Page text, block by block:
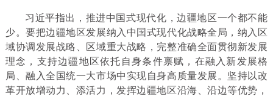
习近平指出，推进中国式现代化，边疆地区一个都不能
少。要把边疆地区发展纳入中国式现代化战略全局，纳入区
域协调发展战略、区域重大战略，完整准确全面贯彻新发展
理念，支持边疆地区依托自身条件禀赋，在融入新发展格
局、融入全国统一大市场中实现自身高质量发展。坚持以改
革开放增动力、添活力，发挥边疆地区沿海、沿边等优势，